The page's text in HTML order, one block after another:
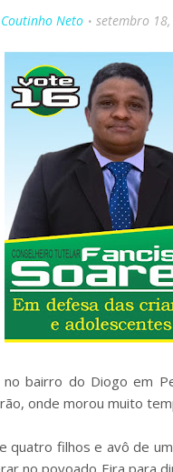
Neto setembro
no bairro do Diogo em
onde morou muito
quatro filhos e avô de